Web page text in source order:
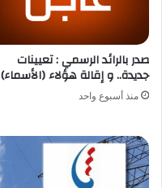
صدر بالرائد الرسمي : تعيينات
جديدة.. و إقالة هؤلاء (الأسماء)
منذ أسبوع واحد